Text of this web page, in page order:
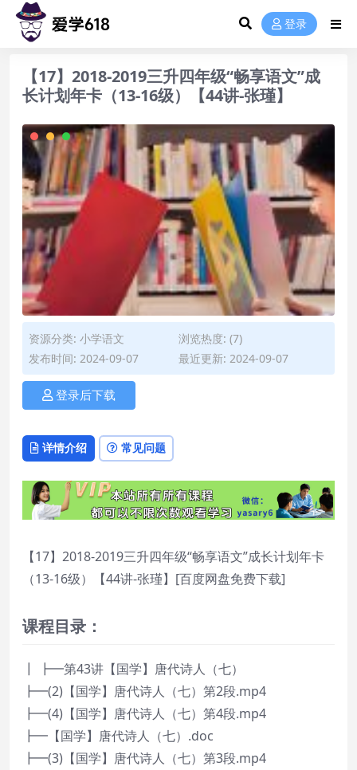
登录
【17】2018-2019三升四年级“畅享语文”成
长计划年卡（13-16级）【44讲-张瑾】
资源分类: 小学语文
浏览热度: (7)
发布时间: 2024-09-07
最近更新: 2024-09-07
登录后下载
详情介绍 常见问题
【17】2018-2019三升四年级“畅享语文”成长计划年卡
（13-16级）【44讲-张瑾】[百度网盘免费下载]
课程目录：
┃ ┣━第43讲【国学】唐代诗人（七）
┣━(2)【国学】唐代诗人（七）第2段.mp4
┣━(4)【国学】唐代诗人（七）第4段.mp4
┣━【国学】唐代诗人（七）.doc
┣━(3)【国学】唐代诗人（七）第3段.mp4